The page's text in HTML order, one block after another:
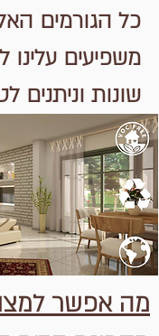
כל הגורמים
משפיעים
שונות וניתנים
מה אפשר